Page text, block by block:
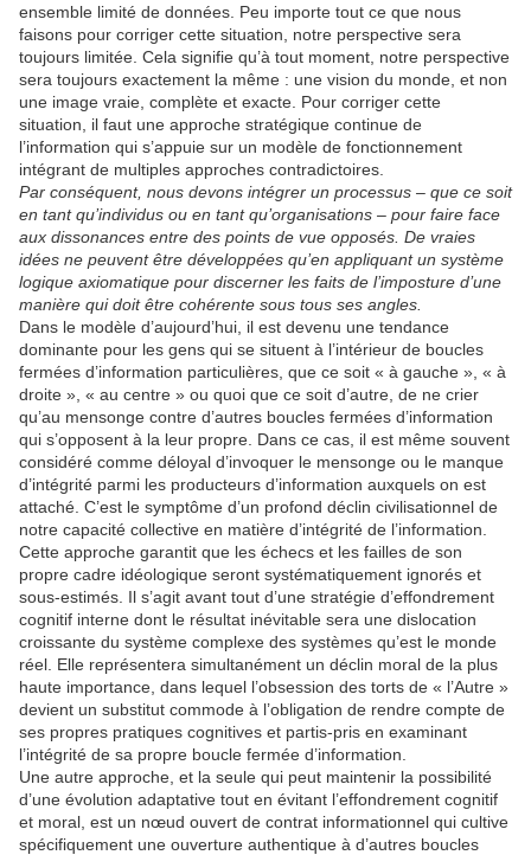
ensemble limité de données. Peu importe tout ce que nous
faisons pour corriger cette situation, notre perspective sera
toujours limitée. Cela signifie qu’à tout moment, notre perspective
sera toujours exactement la même : une vision du monde, et non
une image vraie, complète et exacte. Pour corriger cette
situation, il faut une approche stratégique continue de
l’information qui s’appuie sur un modèle de fonctionnement
intégrant de multiples approches contradictoires.
Par conséquent, nous devons intégrer un processus – que ce soit
en tant qu’individus ou en tant qu’organisations – pour faire face
aux dissonances entre des points de vue opposés. De vraies
idées ne peuvent être développées qu’en appliquant un système
logique axiomatique pour discerner les faits de l’imposture d’une
manière qui doit être cohérente sous tous ses angles.
Dans le modèle d’aujourd’hui, il est devenu une tendance
dominante pour les gens qui se situent à l’intérieur de boucles
fermées d’information particulières, que ce soit « à gauche », « à
droite », « au centre » ou quoi que ce soit d’autre, de ne crier
qu’au mensonge contre d’autres boucles fermées d’information
qui s’opposent à la leur propre. Dans ce cas, il est même souvent
considéré comme déloyal d’invoquer le mensonge ou le manque
d’intégrité parmi les producteurs d’information auxquels on est
attaché. C’est le symptôme d’un profond déclin civilisationnel de
notre capacité collective en matière d’intégrité de l’information.
Cette approche garantit que les échecs et les failles de son
propre cadre idéologique seront systématiquement ignorés et
sous-estimés. Il s’agit avant tout d’une stratégie d’effondrement
cognitif interne dont le résultat inévitable sera une dislocation
croissante du système complexe des systèmes qu’est le monde
réel. Elle représentera simultanément un déclin moral de la plus
haute importance, dans lequel l’obsession des torts de « l’Autre »
devient un substitut commode à l’obligation de rendre compte de
ses propres pratiques cognitives et partis-pris en examinant
l’intégrité de sa propre boucle fermée d’information.
Une autre approche, et la seule qui peut maintenir la possibilité
d’une évolution adaptative tout en évitant l’effondrement cognitif
et moral, est un nœud ouvert de contrat informationnel qui cultive
spécifiquement une ouverture authentique à d’autres boucles